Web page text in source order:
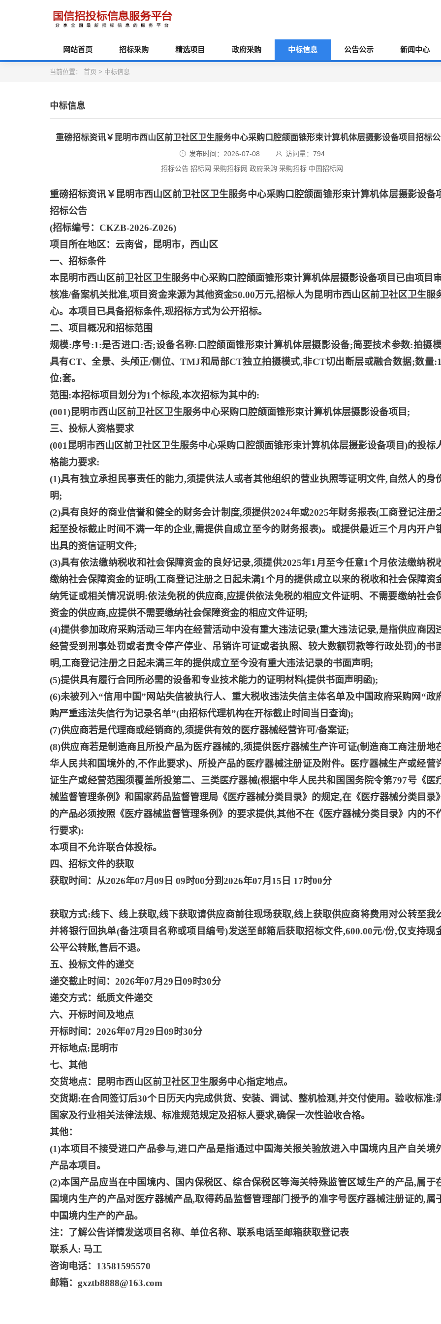
网站首页 招标采购 精选项目 政府采购 中标信息 公告公示 新闻中心
当前位置： 首页 > 中标信息
中标信息
重磅招标资讯￥昆明市西山区前卫社区卫生服务中心采购口腔颌面锥形束计算机体层摄影设备项目招标
发布时间：2026-07-08 访问量：794
招标公告 招标网 采购招标网 政府采购 采购招标 中国招标网
重磅招标资讯￥昆明市西山区前卫社区卫生服务中心采购口腔颌面锥形束计算机体层摄影设备
招标公告
(招标编号：CKZB-2026-Z026)
项目所在地区：云南省，昆明市，西山区
一、招标条件
本昆明市西山区前卫社区卫生服务中心采购口腔颌面锥形束计算机体层摄影设备项目已由项目
核准/备案机关批准,项目资金来源为其他资金50.00万元,招标人为昆明市西山区前卫社区卫生服
心。本项目已具备招标条件,现招标方式为公开招标。
二、项目概况和招标范围
规模:序号:1:是否进口:否;设备名称:口腔颌面锥形束计算机体层摄影设备;简要技术参数:拍摄
具有CT、全景、头颅正/侧位、TMJ和局部CT独立拍摄模式,非CT切出断层或融合数据;数量
位:套。
范围:本招标项目划分为1个标段,本次招标为其中的:
(001)昆明市西山区前卫社区卫生服务中心采购口腔颌面锥形束计算机体层摄影设备项目;
三、投标人资格要求
(001昆明市西山区前卫社区卫生服务中心采购口腔颌面锥形束计算机体层摄影设备项目)的投标
格能力要求:
(1)具有独立承担民事责任的能力,须提供法人或者其他组织的营业执照等证明文件,自然人的身
明;
(2)具有良好的商业信誉和健全的财务会计制度,须提供2024年或2025年财务报表(工商登记注册
起至投标截止时间不满一年的企业,需提供自成立至今的财务报表)。或提供最近三个月内开户
出具的资信证明文件;
(3)具有依法缴纳税收和社会保障资金的良好记录,须提供2025年1月至今任意1个月依法缴纳税
缴纳社会保障资金的证明(工商登记注册之日起未满1个月的提供成立以来的税收和社会保障资
纳凭证或相关情况说明:依法免税的供应商,应提供依法免税的相应文件证明、不需要缴纳社会
资金的供应商,应提供不需要缴纳社会保障资金的相应文件证明;
(4)提供参加政府采购活动三年内在经营活动中没有重大违法记录(重大违法记录,是指供应商因
经营受到刑事处罚或者责令停产停业、吊销许可证或者执照、较大数额罚款等行政处罚)的书
明,工商登记注册之日起未满三年的提供成立至今没有重大违法记录的书面声明;
(5)提供具有履行合同所必需的设备和专业技术能力的证明材料(提供书面声明函);
(6)未被列入“信用中国”网站失信被执行人、重大税收违法失信主体名单及中国政府采购网“政
购严重违法失信行为记录名单”(由招标代理机构在开标截止时间当日查询);
(7)供应商若是代理商或经销商的,须提供有效的医疗器械经营许可/备案证;
(8)供应商若是制造商且所投产品为医疗器械的,须提供医疗器械生产许可证(制造商工商注册地
华人民共和国境外的,不作此要求)、所投产品的医疗器械注册证及附件。医疗器械生产或经营
证生产或经营范围须覆盖所投第二、三类医疗器械(根据中华人民共和国国务院令第797号《医
械监督管理条例》和国家药品监督管理局《医疗器械分类目录》的规定,在《医疗器械分类目录
的产品必须按照《医疗器械监督管理条例》的要求提供,其他不在《医疗器械分类目录》内的不
行要求):
本项目不允许联合体投标。
四、招标文件的获取
获取时间：从2026年07月09日 09时00分到2026年07月15日 17时00分
获取方式:线下、线上获取,线下获取请供应商前往现场获取,线上获取供应商将费用对公转至我
并将银行回执单(备注项目名称或项目编号)发送至邮箱后获取招标文件,600.00元/份,仅支持现
公平公转账,售后不退。
五、投标文件的递交
递交截止时间： 2026年07月29日09时30分
递交方式：纸质文件递交
六、开标时间及地点
开标时间： 2026年07月29日09时30分
开标地点:昆明市
七、其他
交货地点：昆明市西山区前卫社区卫生服务中心指定地点。
交货期:在合同签订后30个日历天内完成供货、安装、调试、整机检测,并交付使用。验收标准:
国家及行业相关法律法规、标准规范规定及招标人要求,确保一次性验收合格。
其他：
(1)本项目不接受进口产品参与,进口产品是指通过中国海关报关验放进入中国境内且产自关境
产品本项目。
(2)本国产品应当在中国境内、国内保税区、综合保税区等海关特殊监管区域生产的产品,属于
国境内生产的产品对医疗器械产品,取得药品监督管理部门授予的准字号医疗器械注册证的,属
中国境内生产的产品。
注：了解公告详情发送项目名称、单位名称、联系电话至邮箱获取登记表
联系人: 马工
咨询电话： 13581595570
邮箱： gxztb8888@163.com